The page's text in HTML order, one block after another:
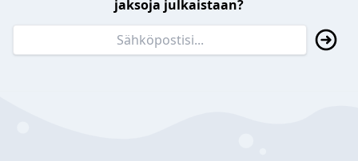
jaksoja julkaistaan?